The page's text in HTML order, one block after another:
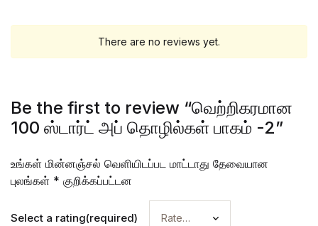
There are no reviews yet.
Be the first to review “வெற்றிகரமான
100 ஸ்டார்ட் அப் தொழில்கள் பாகம் -2”
உங்கள் மின்னஞ்சல் வெளியிடப்பட மாட்டாது தேவையான
புலங்கள் * குறிக்கப்பட்டன
Select a rating(required)